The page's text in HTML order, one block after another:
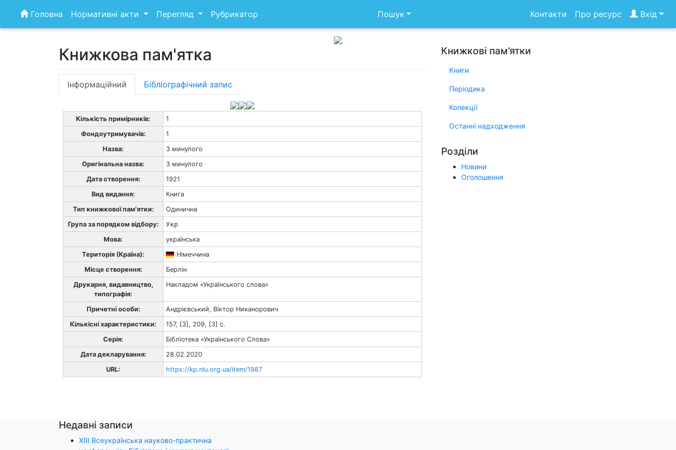
content
Головна Нормативні акти Перегляд Рубрикатор Пошук Контакти Про ресурс Вхід
Книжкова пам'ятка
Інформаційний Бібліографічний запис
Кількість примірників:
1
Фондоутримувачів:
1
Назва:
З минулого
Оригінальна назва:
З минулого
Дата створення:
1921
Вид видання:
Книга
Тип книжкової пам'ятки:
Одинична
Група за порядком відбору:
Укр
Мова:
українська
Територія (Країна):
Німеччина
Місце створення:
Берлін
Друкарня, видавництво,
типографія:
Накладом «Українського слова»
Причетні особи:
Андрієвський, Віктор Никанорович
Кількісні характеристики:
157, [3], 209, [3] c.
Серія:
Бібліотека «Українського Слова»
Дата декларування:
28.02.2020
URL:
https://kp.nlu.org.ua/item/1987
Книжкові пам’ятки
Книги
Періодика
Колекції
Останні надходження
Розділи
Новини
Оголошення
Недавні записи
ХІІІ Всеукраїнська науково-практична